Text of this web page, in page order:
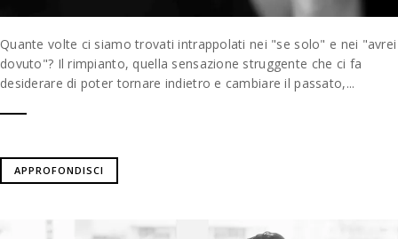
Quante volte ci siamo trovati intrappolati nei "se solo" e nei "avrei
dovuto"? Il rimpianto, quella sensazione struggente che ci fa
desiderare di poter tornare indietro e cambiare il passato,...
APPROFONDISCI